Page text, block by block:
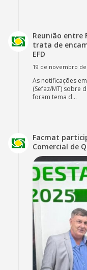
Reunião entre
trata de
EFD
19 de novembro de
As notificações
(Sefaz/MT) sobre
foram tema d...
Facmat
Comercial de